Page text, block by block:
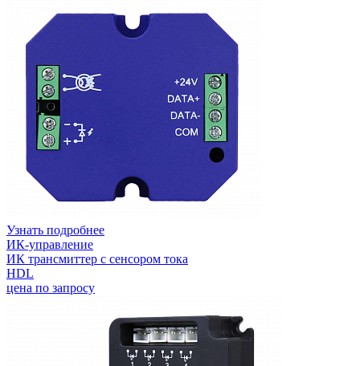
Узнать подробнее
ИК-управление
ИК трансмиттер с сенсором тока
HDL
цена по запросу